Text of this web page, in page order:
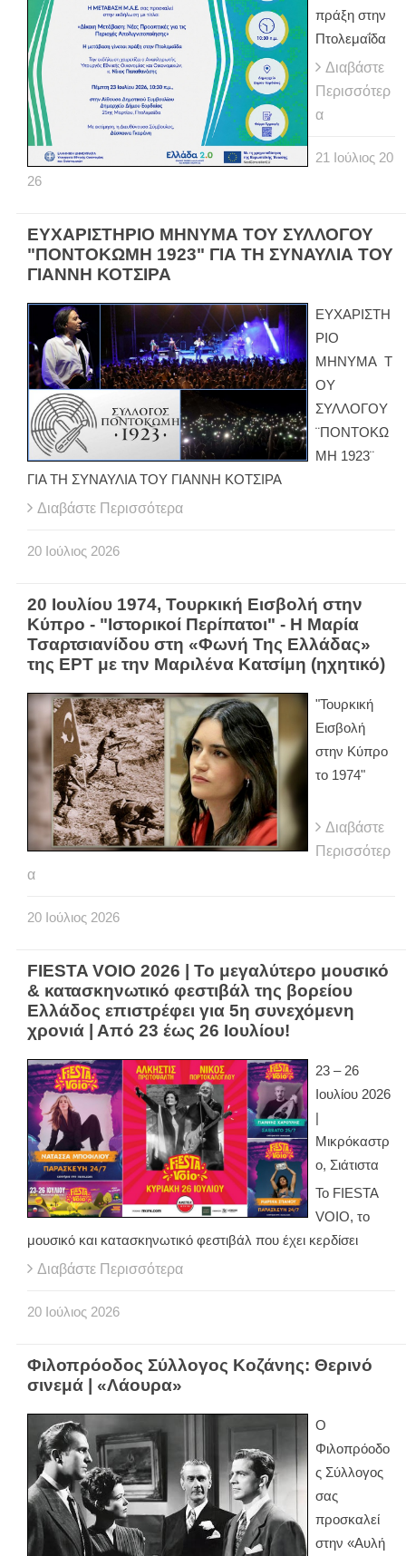
πράξη στην
Πτολεμαΐδα
Διαβάστε
Περισσότερ
α
21 Ιούλιος 20
26
ΕΥΧΑΡΙΣΤΗΡΙΟ ΜΗΝΥΜΑ ΤΟΥ ΣΥΛΛΟΓΟΥ
"ΠΟΝΤΟΚΩΜΗ 1923" ΓΙΑ ΤΗ ΣΥΝΑΥΛΙΑ ΤΟΥ
ΓΙΑΝΝΗ ΚΟΤΣΙΡΑ
ΕΥΧΑΡΙΣΤΗ
ΡΙΟ
ΜΗΝΥΜΑ Τ
ΟΥ
ΣΥΛΛΟΓΟΥ
¨ΠΟΝΤΟΚΩ
ΜΗ 1923¨
ΓΙΑ ΤΗ ΣΥΝΑΥΛΙΑ ΤΟΥ ΓΙΑΝΝΗ ΚΟΤΣΙΡΑ
Διαβάστε Περισσότερα
20 Ιούλιος 2026
20 Ιουλίου 1974, Τουρκική Εισβολή στην
Κύπρο - "Ιστορικοί Περίπατοι" - Η Μαρία
Τσαρτσιανίδου στη «Φωνή Της Ελλάδας»
της ΕΡΤ με την Μαριλένα Κατσίμη (ηχητικό)
"Τουρκική
Εισβολή
στην Κύπρο
το 1974"
Διαβάστε
Περισσότερ
α
20 Ιούλιος 2026
FIESTA VOIO 2026 | Το μεγαλύτερο μουσικό
& κατασκηνωτικό φεστιβάλ της βορείου
Ελλάδος επιστρέφει για 5η συνεχόμενη
χρονιά | Από 23 έως 26 Ιουλίου!
23 – 26
Ιουλίου 2026
Μικρόκαστρ
ο, Σιάτιστα
Το FIESTA
VOIO, το
μουσικό και κατασκηνωτικό φεστιβάλ που έχει κερδίσει
Διαβάστε Περισσότερα
20 Ιούλιος 2026
Φιλοπρόοδος Σύλλογος Κοζάνης: Θερινό
σινεμά | «Λάουρα»
Ο
Φιλοπρόοδο
ς Σύλλογος
σας
προσκαλεί
στην «Αυλή